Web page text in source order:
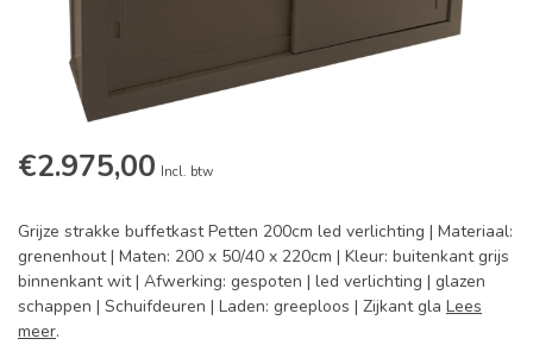
€2.975,00 Incl. btw
Grijze strakke buffetkast Petten 200cm led verlichting | Materiaal:
grenenhout | Maten: 200 x 50/40 x 220cm | Kleur: buitenkant grijs
binnenkant wit | Afwerking: gespoten | led verlichting | glazen
schappen | Schuifdeuren | Laden: greeploos | Zijkant gla Lees
meer.